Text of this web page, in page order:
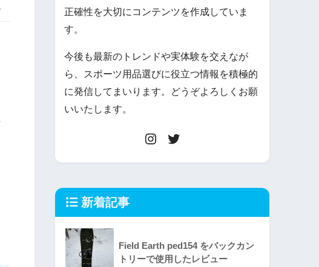
正確性を大切にコンテンツを作成していま
す。
今後も最新のトレンドや実体験を交えなが
ら、スポーツ用品選びに役立つ情報を積極的
に発信してまいります。どうぞよろしくお願
いいたします。
新着記事
Field Earth ped154 をバックカン
トリーで使用したレビュー